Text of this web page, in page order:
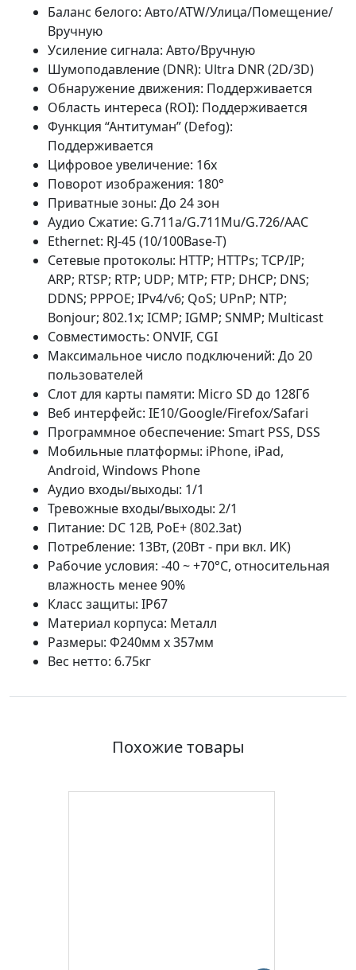
Баланс белого: Авто/ATW/Улица/Помещение/
Вручную
Усиление сигнала: Авто/Вручную
Шумоподавление (DNR): Ultra DNR (2D/3D)
Обнаружение движения: Поддерживается
Область интереса (ROI): Поддерживается
Функция “Антитуман” (Defog):
Поддерживается
Цифровое увеличение: 16x
Поворот изображения: 180°
Приватные зоны: До 24 зон
Аудио Сжатие: G.711a/G.711Mu/G.726/AAC
Ethernet: RJ-45 (10/100Base-T)
Сетевые протоколы: HTTP; HTTPs; TCP/IP;
ARP; RTSP; RTP; UDP; MTP; FTP; DHCP; DNS;
DDNS; PPPOE; IPv4/v6; QoS; UPnP; NTP;
Bonjour; 802.1x; ICMP; IGMP; SNMP; Multicast
Совместимость: ONVIF, CGI
Максимальное число подключений: До 20
пользователей
Cлот для карты памяти: Micro SD до 128Гб
Веб интерфейс: IE10/Google/Firefox/Safari
Программное обеспечение: Smart PSS, DSS
Мобильные платформы: iPhone, iPad,
Android, Windows Phone
Аудио входы/выходы: 1/1
Тревожные входы/выходы: 2/1
Питание: DС 12В, PoE+ (802.3at)
Потребление: 13Вт, (20Вт - при вкл. ИК)
Рабочие условия: -40 ~ +70°C, относительная
влажность менее 90%
Класс защиты: IP67
Материал корпуса: Металл
Размеры: Φ240мм x 357мм
Вес нетто: 6.75кг
Похожие товары